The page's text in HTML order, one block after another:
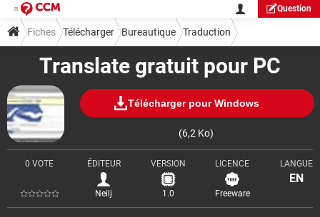
Question
Translate gratuit pour PC
Télécharger pour Windows
(6,2 Ko)
0 VOTE ÉDITEUR
Neilj
VERSION
1.0
LICENCE
Freeware
LANGUE
EN
Fiches Télécharger Bureautique Traduction